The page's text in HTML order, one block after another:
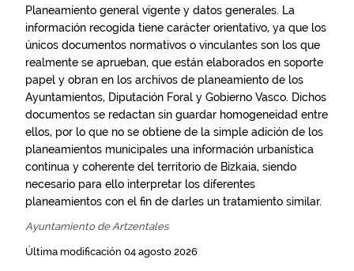
Planeamiento general vigente y datos generales. La
información recogida tiene carácter orientativo, ya que los
únicos documentos normativos o vinculantes son los que
realmente se aprueban, que están elaborados en soporte
papel y obran en los archivos de planeamiento de los
Ayuntamientos, Diputación Foral y Gobierno Vasco. Dichos
documentos se redactan sin guardar homogeneidad entre
ellos, por lo que no se obtiene de la simple adición de los
planeamientos municipales una información urbanística
continua y coherente del territorio de Bizkaia, siendo
necesario para ello interpretar los diferentes
planeamientos con el fin de darles un tratamiento similar.
Ayuntamiento de Artzentales
Última modificación 04 agosto 2026